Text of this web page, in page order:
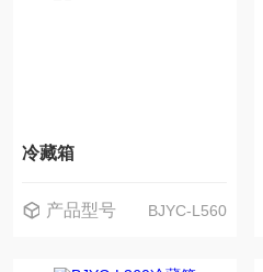
冷藏箱
产品型号 BJYC-L560